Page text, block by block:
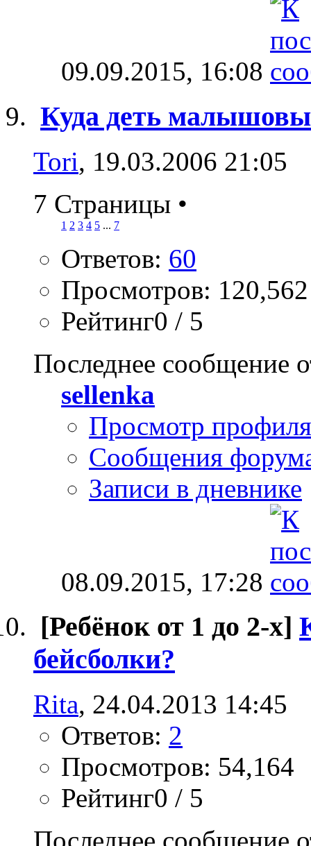
09.09.2015, 16:08
Куда деть
Tori, 19.03.2006 21:05
7 Страницы •
1 2 3 4 5 ... 7
Ответов: 60
Просмотров: 120,562
Рейтинг0 / 5
Последнее сообщение
sellenka
Просмотр профиля
Сообщения
Записи в дневнике
08.09.2015, 17:28
[Ребёнок от 1 до 2-х]
бейсболки?
Rita, 24.04.2013 14:45
Ответов: 2
Просмотров: 54,164
Рейтинг0 / 5